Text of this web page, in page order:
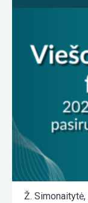
Ž. Simonaitytė,